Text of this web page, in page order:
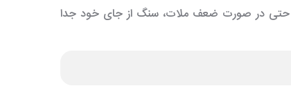
حتی در صورت ضعف ملات، سنگ از جای خود جدا